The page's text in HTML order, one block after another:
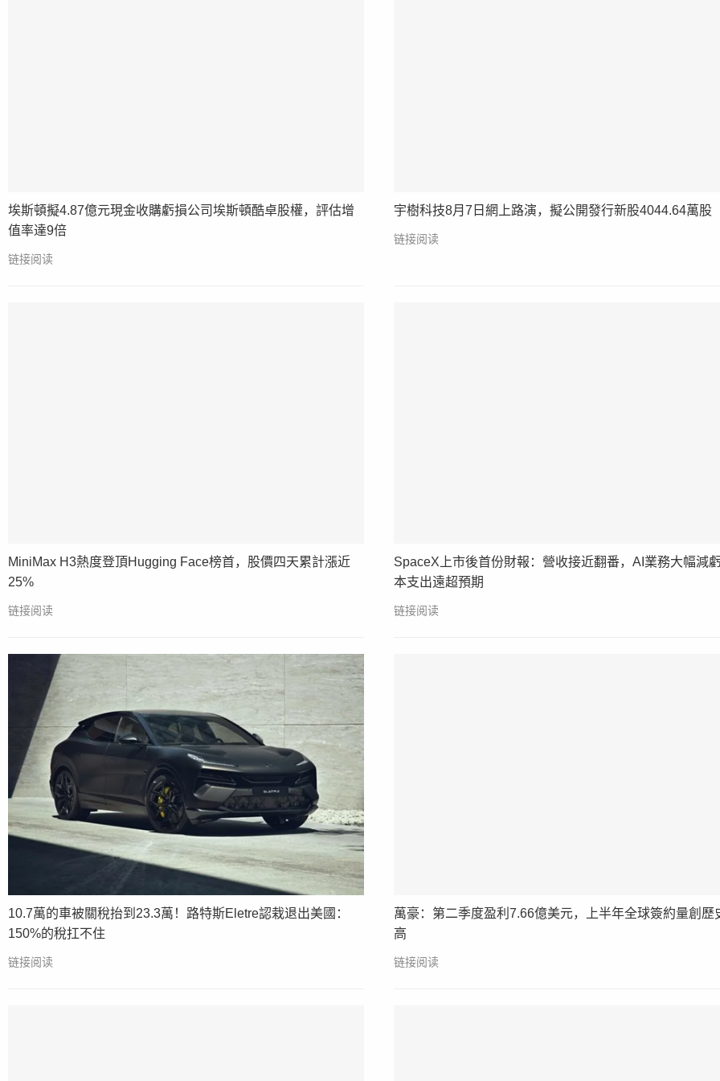
埃斯頓擬4.87億元現金收購虧損公司埃斯頓酷卓股權，評估增
值率達9倍
链接阅读
宇樹科技8月7日網上路演，擬公開發行新股4044.64萬股
链接阅读
MiniMax H3熱度登頂Hugging Face榜首，股價四天累計漲近
25%
链接阅读
SpaceX上市後首份財報：營收接近翻番，AI業務大幅減
本支出遠超預期
链接阅读
10.7萬的車被關稅抬到23.3萬！路特斯Eletre認栽退出美國：
150%的稅扛不住
链接阅读
萬豪：第二季度盈利7.66億美元，上半年全球簽約量創歷
高
链接阅读